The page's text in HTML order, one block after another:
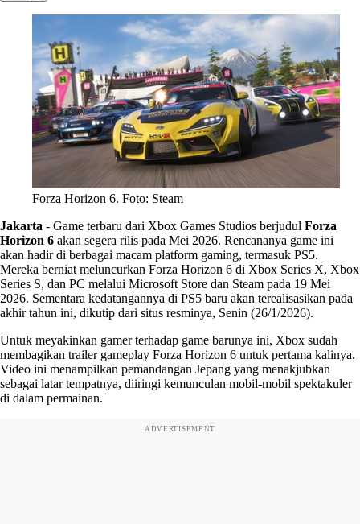
Forza Horizon 6. Foto: Steam
Jakarta - Game terbaru dari Xbox Games Studios berjudul Forza
Horizon 6 akan segera rilis pada Mei 2026. Rencananya game ini
akan hadir di berbagai macam platform gaming, termasuk PS5.
Mereka berniat meluncurkan Forza Horizon 6 di Xbox Series X, Xbox
Series S, dan PC melalui Microsoft Store dan Steam pada 19 Mei
2026. Sementara kedatangannya di PS5 baru akan terealisasikan pada
akhir tahun ini, dikutip dari situs resminya, Senin (26/1/2026).
Untuk meyakinkan gamer terhadap game barunya ini, Xbox sudah
membagikan trailer gameplay Forza Horizon 6 untuk pertama kalinya.
Video ini menampilkan pemandangan Jepang yang menakjubkan
sebagai latar tempatnya, diiringi kemunculan mobil-mobil spektakuler
di dalam permainan.
ADVERTISEMENT